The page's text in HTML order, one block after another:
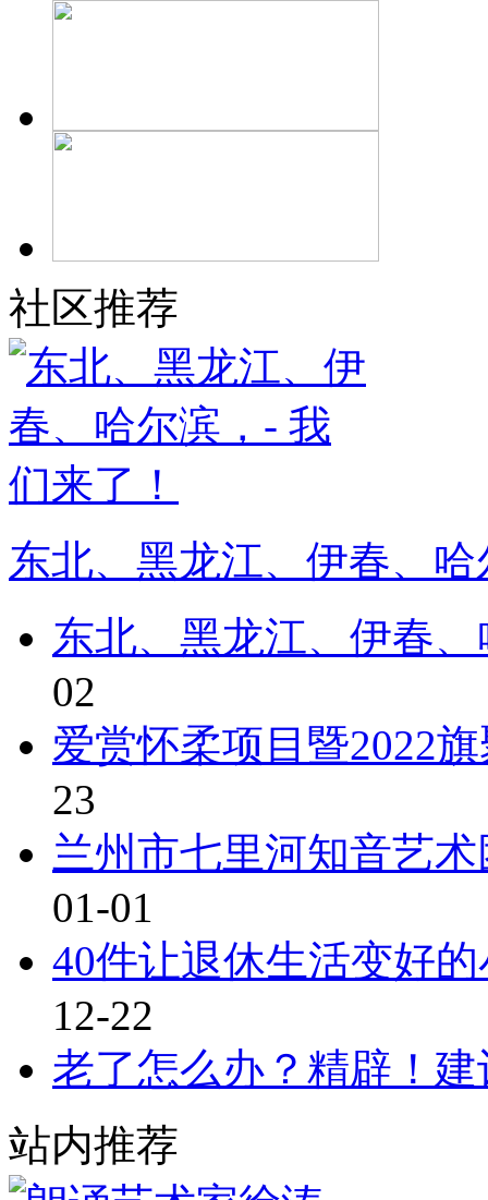
社区推荐
东北、黑龙江、伊春、
东北、黑龙江、伊春
02
爱赏怀柔项目暨2022
23
兰州市七里河知音艺
01-01
40件让退休生活变好
12-22
老了怎么办？精辟！
站内推荐